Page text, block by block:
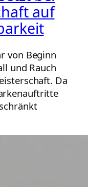
auf
von Beginn
und Rauch
Da